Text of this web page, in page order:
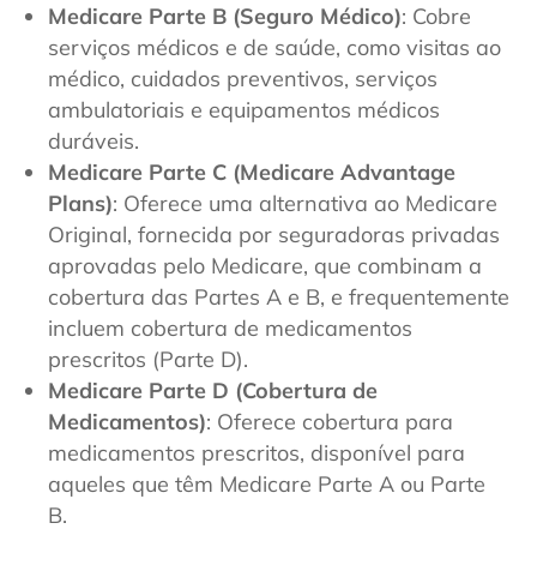
Medicare Parte B (Seguro Médico): Cobre
serviços médicos e de saúde, como visitas ao
médico, cuidados preventivos, serviços
ambulatoriais e equipamentos médicos
duráveis.
Medicare Parte C (Medicare Advantage
Plans): Oferece uma alternativa ao Medicare
Original, fornecida por seguradoras privadas
aprovadas pelo Medicare, que combinam a
cobertura das Partes A e B, e frequentemente
incluem cobertura de medicamentos
prescritos (Parte D).
Medicare Parte D (Cobertura de
Medicamentos): Oferece cobertura para
medicamentos prescritos, disponível para
aqueles que têm Medicare Parte A ou Parte
B.